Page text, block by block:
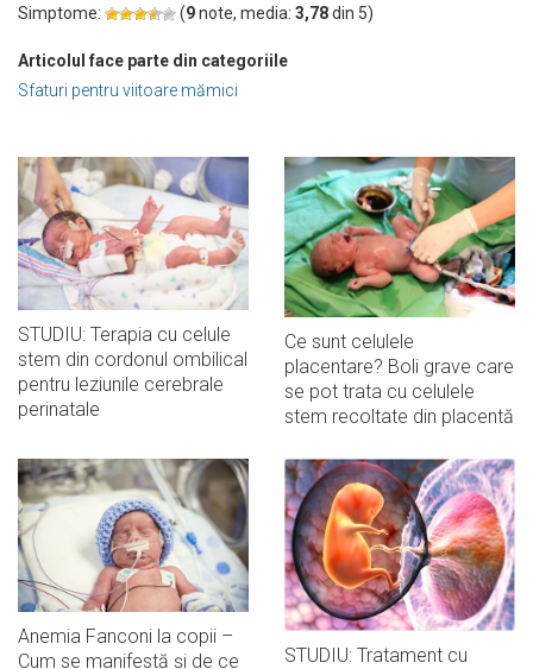
Simptome:
(9note, media: 3,78din 5)
Articolul face parte din categoriile
Sfaturi pentru viitoare mămici
STUDIU: Terapia cu celule
stem din cordonul ombilical
pentru leziunile cerebrale
perinatale
Ce sunt celulele
placentare? Boli grave care
se pot trata cu celulele
stem recoltate din placentă
Anemia Fanconi la copii –
Cum se manifestă și de ce
STUDIU: Tratament cu